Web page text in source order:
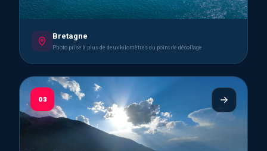
Bretagne
Photo prise à plus de deux kilomètres du point de décollage
03